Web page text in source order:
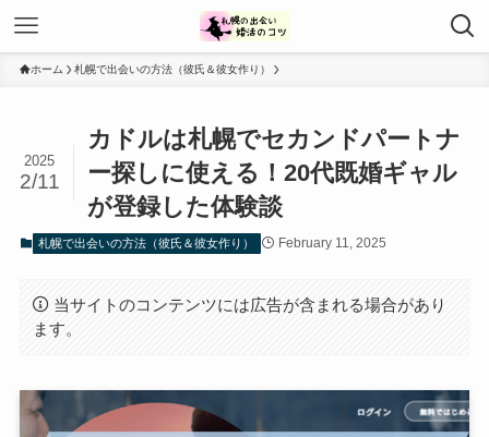
ホーム 札幌で出会いの方法（彼氏＆彼女作り）
カドルは札幌でセカンドパートナ
ー探しに使える！20代既婚ギャル
が登録した体験談
2025
2/11
札幌で出会いの方法（彼氏＆彼女作り） February 11, 2025
当サイトのコンテンツには広告が含まれる場合があり
ます。